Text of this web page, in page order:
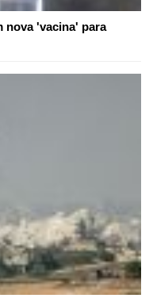
nova 'vacina' para